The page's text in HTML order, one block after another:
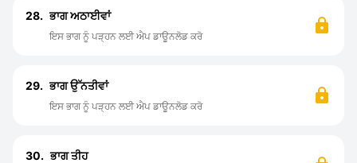
28. ਭਾਗ ਅਠਾਈਵਾਂ
ਇਸ ਭਾਗ ਨੂੰ ਪੜ੍ਹਨ ਲਈ ਐਪ ਡਾਊਨਲੋਡ ਕਰੋ
29. ਭਾਗ ਉੱਨਤੀਵਾਂ
ਇਸ ਭਾਗ ਨੂੰ ਪੜ੍ਹਨ ਲਈ ਐਪ ਡਾਊਨਲੋਡ ਕਰੋ
30. ਭਾਗ ਤੀਹ